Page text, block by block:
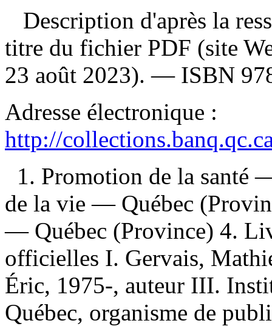
Description d'après la
titre du fichier PDF (site
23 août 2023). — ISBN
Adresse électronique :
http://
1. Promotion de la santé
de la vie — Québec
— Québec (Province) 4.
officielles I. Gervais,
Éric, 1975-, auteur III.
Québec, organisme de